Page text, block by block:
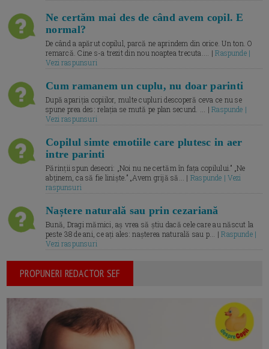
Ne certăm mai des de când avem copil. E
normal?
De când a apărut copilul, parcă ne aprindem din orice. Un ton. O
remarcă. Cine s-a trezit din nou noaptea trecuta.... |Raspunde |
Vezi raspunsuri
Cum ramanem un cuplu, nu doar parinti
După apariția copiilor, multe cupluri descoperă ceva ce nu se
spune prea des: relația se mută pe plan secund. ... |Raspunde |
Vezi raspunsuri
Copilul simte emotiile care plutesc in aer
intre parinti
Părinții spun deseori: „Noi nu ne certăm în fața copilului.” „Ne
abținem, ca să fie liniște.” „Avem grijă să... | Raspunde | Vezi
raspunsuri
Naștere naturală sau prin cezariană
Bună, Dragi mămici, aș vrea să știu dacă cele care au născut la
peste 38 de ani, ce ați ales: nașterea naturală sau p... |Raspunde |
Vezi raspunsuri
PROPUNERI REDACTOR SEF